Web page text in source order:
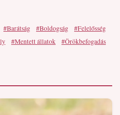
#Barátság #Boldogság
#Felelősség
#Mentett állatok #Örökbefogadás